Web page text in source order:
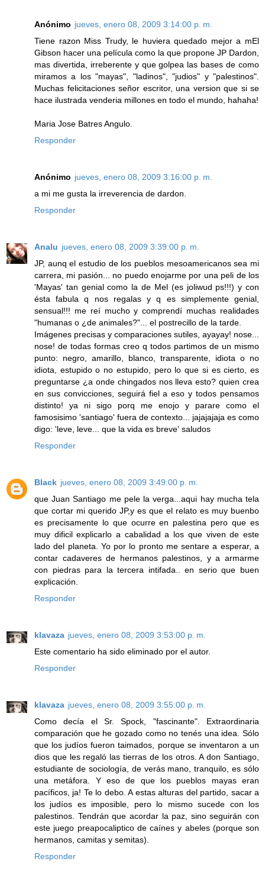
Anónimo jueves, enero 08, 2009 3:14:00 p. m.
Tiene razon Miss Trudy, le huviera quedado mejor a mEl
Gibson hacer una película como la que propone JP Dardon,
mas divertida, irreberente y que golpea las bases de como
miramos a los "mayas", "ladinos", "judios" y "palestinos".
Muchas felicitaciones señor escritor, una version que si se
hace ilustrada venderia millones en todo el mundo, hahaha!
Maria Jose Batres Angulo.
Responder
Anónimo jueves, enero 08, 2009 3:16:00 p. m.
a mi me gusta la irreverencia de dardon.
Responder
Analu jueves, enero 08, 2009 3:39:00 p. m.
JP, aunq el estudio de los pueblos mesoamericanos sea mi
carrera, mi pasión... no puedo enojarme por una peli de los
'Mayas' tan genial como la de Mel (es joliwud ps!!!) y con
ésta fabula q nos regalas y q es simplemente genial,
sensual!!! me reí mucho y comprendí muchas realidades
"humanas o ¿de animales?"... el postrecillo de la tarde.
Imágenes precisas y comparaciones sutiles, ayayay! nose...
nose! de todas formas creo q todos partimos de un mismo
punto: negro, amarillo, blanco, transparente, idiota o no
idiota, estupido o no estupido, pero lo que si es cierto, es
preguntarse ¿a onde chingados nos lleva esto? quien crea
en sus convicciones, seguirá fiel a eso y todos pensamos
distinto! ya ni sigo porq me enojo y parare como el
famosisimo 'santiago' fuera de contexto... jajajajaja es como
digo: 'leve, leve... que la vida es breve' saludos
Responder
Black jueves, enero 08, 2009 3:49:00 p. m.
que Juan Santiago me pele la verga...aqui hay mucha tela
que cortar mi querido JP,y es que el relato es muy buenbo
es precisamente lo que ocurre en palestina pero que es
muy dificil explicarlo a cabalidad a los que viven de este
lado del planeta. Yo por lo pronto me sentare a esperar, a
contar cadaveres de hermanos palestinos, y a armarme
con piedras para la tercera intifada.. en serio que buen
explicación.
Responder
klavaza jueves, enero 08, 2009 3:53:00 p. m.
Este comentario ha sido eliminado por el autor.
Responder
klavaza jueves, enero 08, 2009 3:55:00 p. m.
Como decía el Sr. Spock, "fascinante". Extraordinaria
comparación que he gozado como no tenés una idea. Sólo
que los judíos fueron taimados, porque se inventaron a un
dios que les regaló las tierras de los otros. A don Santiago,
estudiante de sociología, de verás mano, tranquilo, es sólo
una metáfora. Y eso de que los pueblos mayas eran
pacíficos, ja! Te lo debo. A estas alturas del partido, sacar a
los judíos es imposible, pero lo mismo sucede con los
palestinos. Tendrán que acordar la paz, sino seguirán con
este juego preapocaliptico de caínes y abeles (porque son
hermanos, camitas y semitas).
Responder